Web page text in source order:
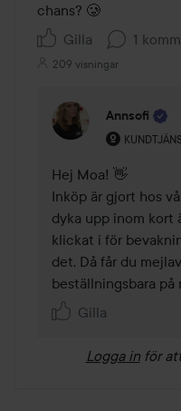
chans? 🥲
Gilla
1
209 visningar
Annsofi
Hej Moa! 👋
Inköp är gjort hos
dyka upp inom kort
klickat i för
det. Då får du
beställningsbara på
Gilla
Logga in för